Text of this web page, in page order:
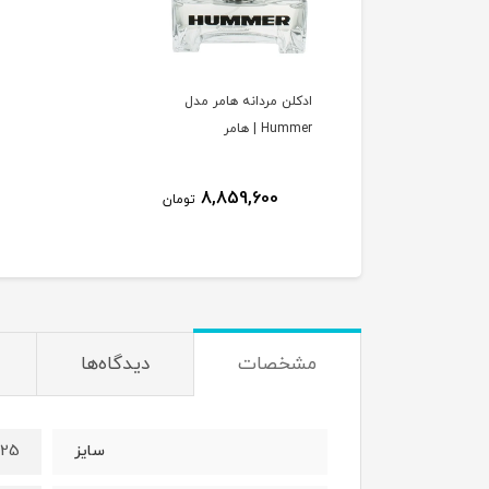
ادکلن مردانه هامر مدل
Hummer | هامر
8,859,600 تومان
مشخصات دیدگاه‌ها
سایز 125